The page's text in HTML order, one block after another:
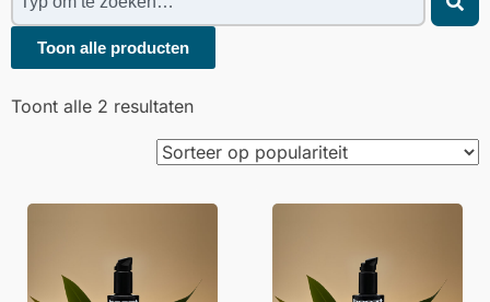
Toon alle producten
Toont alle 2 resultaten